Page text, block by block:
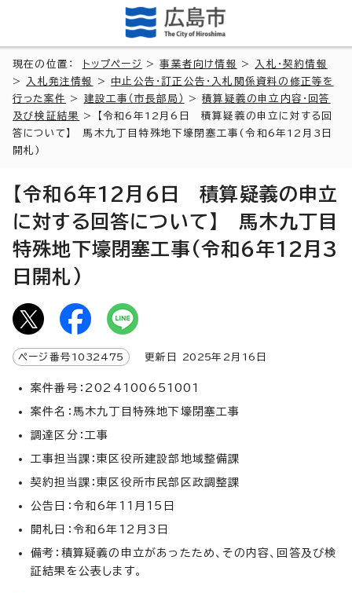
現在の位置： トップページ >事業者向け情報 >
入札・契約情報
>
入札発注情報 > 中止公告・訂正公告・入札関係資料の修正等を
行った案件
> 建設工事（市長部局） >積算疑義の申立内容・回答
及び検証結果
> 【令和6年12月6日 積算疑義の申立に対する回
答について】 馬木九丁目特殊地下壕閉塞工事(令和6年12月3日
開札)
【令和6年12月6日 積算疑義の申立
に対する回答について】 馬木九丁目
特殊地下壕閉塞工事(令和6年12月3
日開札)
ページ番号 1032475 更新日 2025年2月 16 日
案件番号：2024100651001
案件名：馬木九丁目特殊地下壕閉塞工事
調達区分：工事
工事担当課：東区役所建設部地域整備課
契約担当課：東区役所市民部区政調整課
公告日：令和6年11月15日
開札日：令和6年12月3日
備考：積算疑義の申立があったため、その内容、回答及び検
証結果を公表します。